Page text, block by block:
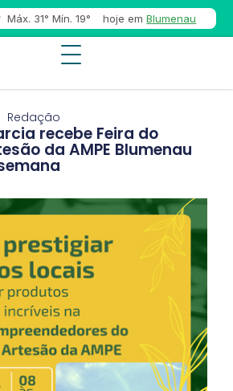
Máx. 31° Mín. 19° hoje em Blumenau
Redação
recebe Feira do
da AMPE Blumenau